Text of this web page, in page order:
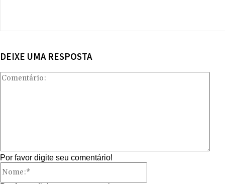
DEIXE UMA RESPOSTA
Por favor digite seu comentário!